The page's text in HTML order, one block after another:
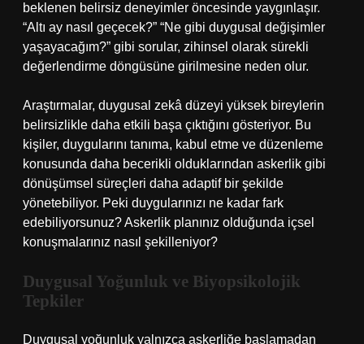
beklenen belirsiz deneyimler öncesinde yaygınlaşır.
“Altı ay nasıl geçecek?” “Ne gibi duygusal değişimler
yaşayacağım?” gibi sorular, zihinsel olarak sürekli
değerlendirme döngüsüne girilmesine neden olur.
Araştırmalar, duygusal zekâ düzeyi yüksek bireylerin
belirsizlikle daha etkili başa çıktığını gösteriyor. Bu
kişiler, duygularını tanıma, kabul etme ve düzenleme
konusunda daha becerikli olduklarından askerlik gibi
dönüşümsel süreçleri daha adaptif bir şekilde
yönetebiliyor. Peki duygularınızı ne kadar fark
edebiliyorsunuz? Askerlik planınız olduğunda içsel
konuşmalarınız nasıl şekilleniyor?
Duygusal Yoğunluk ve Biyopsikolojik
Tepkiler
Duygusal yoğunluk yalnızca askerliğe başlamadan